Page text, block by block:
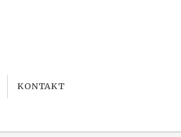
KONTAKT